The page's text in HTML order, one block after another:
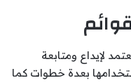
لإيداع ومتابعة
بعدة خطوات كما